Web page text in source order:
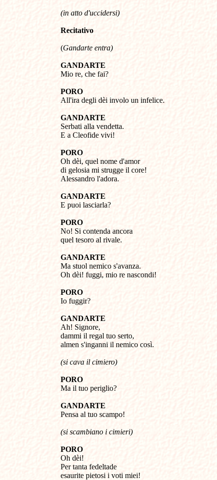
(in atto d'uccidersi)
Recitativo
(Gandarte entra)
GANDARTE
Mio re, che fai?
PORO
All'ira degli dèi involo un infelice.
GANDARTE
Serbati alla vendetta.
E a Cleofide vivi!
PORO
Oh dèi, quel nome d'amor
di gelosia mi strugge il core!
Alessandro l'adora.
GANDARTE
E puoi lasciarla?
PORO
No! Si contenda ancora
quel tesoro al rivale.
GANDARTE
Ma stuol nemico s'avanza.
Oh dèi! fuggi, mio re nascondi!
PORO
Io fuggir?
GANDARTE
Ah! Signore,
dammi il regal tuo serto,
almen s'inganni il nemico così.
(si cava il cimiero)
PORO
Ma il tuo periglio?
GANDARTE
Pensa al tuo scampo!
(si scambiano i cimieri)
PORO
Oh dèi!
Per tanta fedeltade
esaurite pietosi i voti miei!